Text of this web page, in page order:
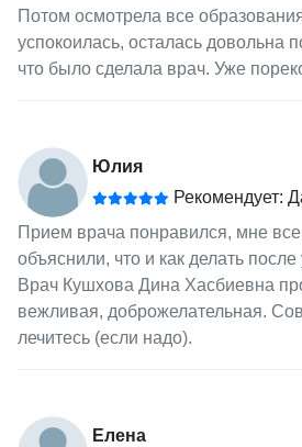
Потом осмотрела все
успокоилась, осталась довольна
что было сделала врач. Уже
Юлия
Рекомендует:
Прием врача понравился, мне
объяснили, что и как делать
Врач Кушхова Дина Хасбиевна
вежливая, доброжелательная.
лечитесь (если надо).
Елена